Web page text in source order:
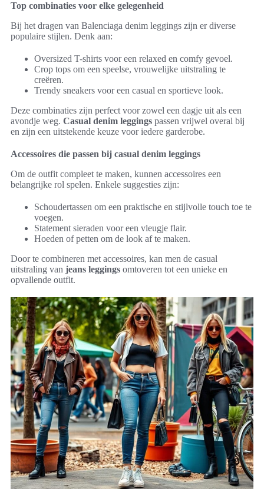
Top combinaties voor elke gelegenheid
Bij het dragen van Balenciaga denim leggings zijn er diverse
populaire stijlen. Denk aan:
Oversized T-shirts voor een relaxed en comfy gevoel.
Crop tops om een speelse, vrouwelijke uitstraling te
creëren.
Trendy sneakers voor een casual en sportieve look.
Deze combinaties zijn perfect voor zowel een dagje uit als een
avondje weg. Casual denim leggings passen vrijwel overal bij
en zijn een uitstekende keuze voor iedere garderobe.
Accessoires die passen bij casual denim leggings
Om de outfit compleet te maken, kunnen accessoires een
belangrijke rol spelen. Enkele suggesties zijn:
Schoudertassen om een praktische en stijlvolle touch toe te
voegen.
Statement sieraden voor een vleugje flair.
Hoeden of petten om de look af te maken.
Door te combineren met accessoires, kan men de casual
uitstraling van jeans leggings omtoveren tot een unieke en
opvallende outfit.